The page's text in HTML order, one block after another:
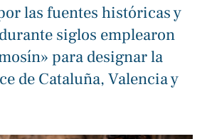
las fuentes históricas y
siglos emplearon
para designar la
de Cataluña, Valencia y